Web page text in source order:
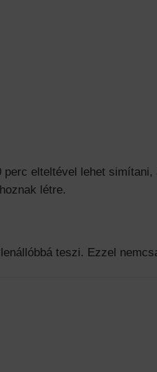
elteltével lehet
létre.
teszi. Ezzel